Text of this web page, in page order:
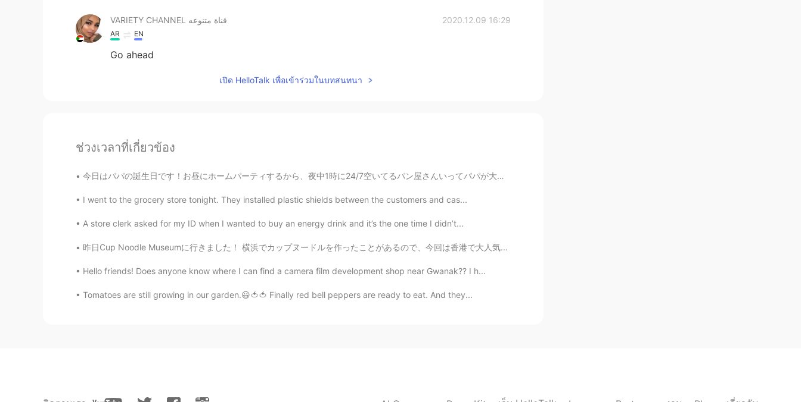
VARIETY CHANNEL قناة متنوعه 2020.12.09 16:29
AR EN
Go ahead
AR EN
Thanks a lot, ❤️ you have a sweet voice 😊
AR EN
In Libya we say " واصل حدي " it means so sick or so tired.
เปิด HelloTalk เพื่อเข้าร่วมในบทสนทนา
ช่วงเวลาที่เกี่ยวข้อง
今日はパパの誕生日です！お昼にホームパーティするから、夜中1時に24/7空いてるパン屋さんいってパパが大好きなケーキをみつ買ったで！ダイエットしてるけどパパの誕生日ならちょっとチーティングしても...
I went to the grocery store tonight. They installed plastic shields between the customers and cas...
A store clerk asked for my ID when I wanted to buy an energy drink and it’s the one time I didn’t...
昨日Cup Noodle Museumに行きました！ 横浜でカップヌードルを作ったことがあるので、今回は香港で大人気の出前一丁を作ってみました。初めて小麦粉からインスタントラーメンの生地を作った...
Hello friends! Does anyone know where I can find a camera film development shop near Gwanak?? I h...
Tomatoes are still growing in our garden.😃🍅🍅 Finally red bell peppers are ready to eat. And they...